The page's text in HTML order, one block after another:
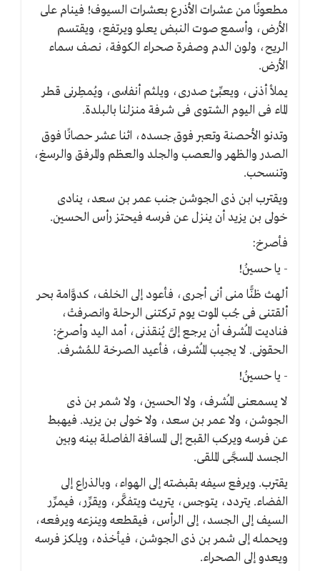
مطعونًا من عشرات الأذرع بعشرات السيوف! فينام على
الأرض، وأسمع صوت النبض يعلو ويرتفع، ويقتسم
الريح، ولون الدم وصفرة صحراء الكوفة، نصف سماء
الأرض.
يملأ أذنى، ويعبِّئ صدرى، ويلثم أنفاسى، ويُمطِرنى قطر
الماء فى اليوم الشتوى فى شرفة منزلنا بالبلدة.
وتدنو الأحصنة وتعبر فوق جسده، اثنا عشر حصانًا فوق
الصدر والظهر والعصب والجلد والعظم والمرفق والرسغ،
وتنسحب.
ويقترب ابن ذى الجوشن جنب عمر بن سعد، ينادى
خولى بن يزيد أن ينزل عن فرسه فيحتز رأس الحسين.
فأصرخ:
- يا حسينُ!
ألهث ظنًّا منى أنى أجرى، فأعود إلى الخلف، كدوَّامة بحر
ألقتنى فى جُب الموت يوم تركتنى الرحلة وانصرفتْ،
فناديت المُشرف أن يرجع إلىَّ يُنقذنى، أمد اليد وأصرخ:
الحقونى. لا يجيب المُشرف، فأعيد الصرخة للمُشرف.
- يا حسينُ!
لا يسمعنى المُشرف، ولا الحسين، ولا شمر بن ذى
الجوشن، ولا عمر بن سعد، ولا خولى بن يزيد. فيهبط
عن فرسه ويركب القبح إلى المسافة الفاصلة بينه وبين
الجسد المسجَّى الملقى.
يقترب. ويرفع سيفه بقبضته إلى الهواء، وبالذراع إلى
الفضاء. يتردد، يتوجس، يتريث ويتفكَّر، ويقرِّر، فيمرِّر
السيف إلى الجسد، إلى الرأس، فيقطعه وينزعه ويرفعه،
ويحمله إلى شمر بن ذى الجوشن، فيأخذه، ويلكز فرسه
ويعدو إلى الصحراء.